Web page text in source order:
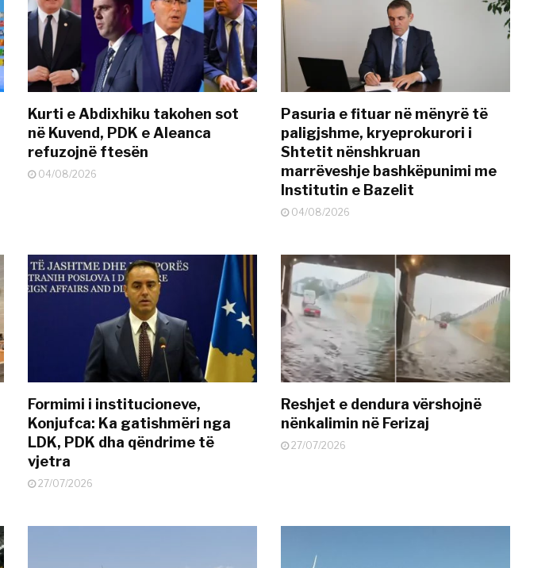
Kurti e Abdixhiku takohen sot
në Kuvend, PDK e Aleanca
refuzojnë ftesën
04/08/2026
Pasuria e fituar në mënyrë të
paligjshme, kryeprokurori i
Shtetit nënshkruan
marrëveshje bashkëpunimi me
Institutin e Bazelit
04/08/2026
Formimi i institucioneve,
Konjufca: Ka gatishmëri nga
LDK, PDK dha qëndrime të
vjetra
27/07/2026
Reshjet e dendura vërshojnë
nënkalimin në Ferizaj
27/07/2026